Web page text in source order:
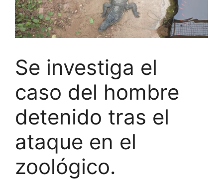
Se investiga el
caso del hombre
detenido tras el
ataque en el
zoológico.